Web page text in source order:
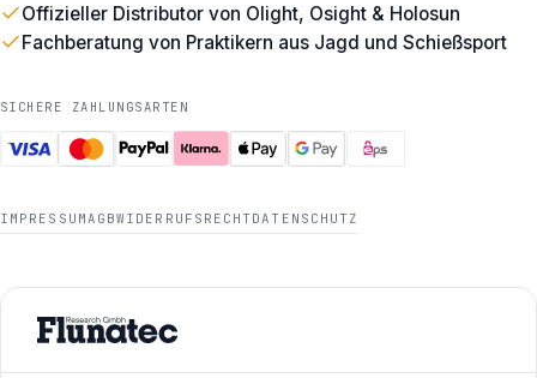
Offizieller Distributor von Olight, Osight & Holosun
Fachberatung von Praktikern aus Jagd und Schießsport
SICHERE ZAHLUNGSARTEN
IMPRESSUM AGBWIDERRUFSRECHT DATENSCHUTZ